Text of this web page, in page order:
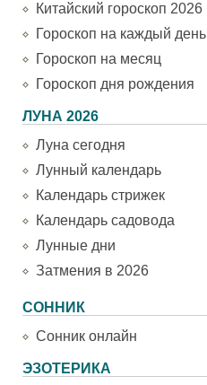
Китайский гороскоп 2026
Гороскоп на каждый день
Гороскоп на месяц
Гороскоп дня рождения
ЛУНА 2026
Луна сегодня
Лунный календарь
Календарь стрижек
Календарь садовода
Лунные дни
Затмения в 2026
СОННИК
Сонник онлайн
ЭЗОТЕРИКА